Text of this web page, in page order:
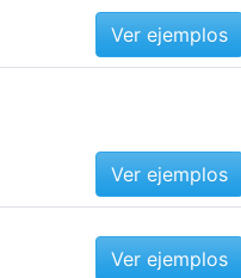
Ver ejemplos
Ver ejemplos
Ver ejemplos